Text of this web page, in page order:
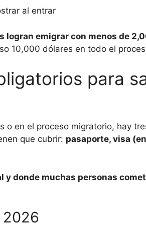
al entrar
logran emigrar con menos de
10,000 dólares en todo el
para
o en el proceso migratorio, hay
que cubrir: pasaporte, visa
y donde muchas personas
2026